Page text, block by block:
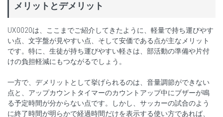
メリットとデメリット
UX0020は、ここまでご紹介してきたように、軽量で持ち運びやす
い点、文字盤が見やすい点、そして安価である点が主なメリット
です。特に、生徒が持ち運びやすい軽さは、部活動の準備や片付
けの負担軽減にもつながるでしょう。
一方で、デメリットとして挙げられるのは、音量調節ができない
点と、アップカウントタイマーのカウントアップ中にブザーが鳴
る予定時間が分からない点です。しかし、サッカーの試合のよう
に終了時間が明らかで経過時間だけを表示する使い方であれば、